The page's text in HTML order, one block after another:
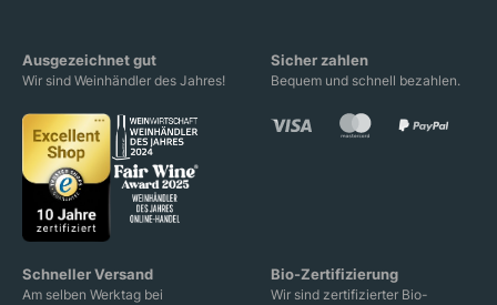
Ausgezeichnet gut
Wir sind Weinhändler des Jahres!
Sicher zahlen
Bequem und schnell bezahlen.
Schneller Versand
Am selben Werktag bei
Bio-Zertifizierung
Wir sind zertifizierter Bio-